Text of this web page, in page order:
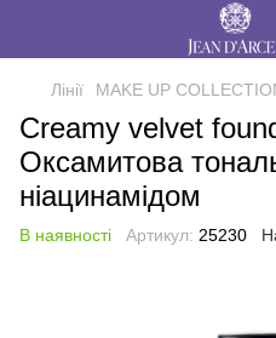
Лінії MAKE UP
Сreamy velvet
Оксамитова
ніацинамідом
В наявності Артикул: 25230